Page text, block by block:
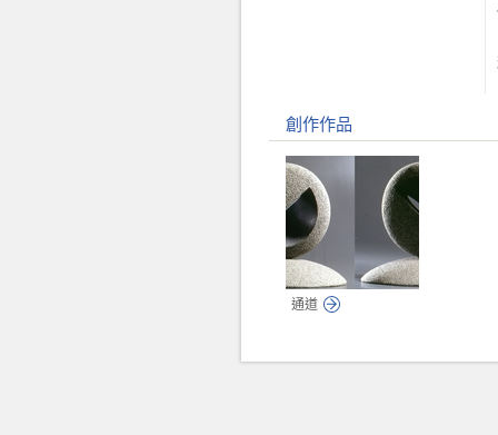
創作作品
通道